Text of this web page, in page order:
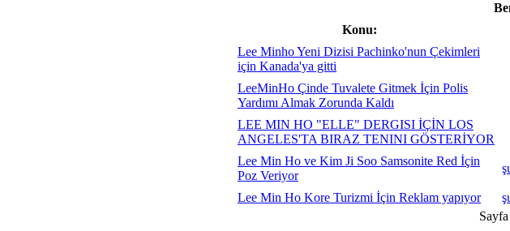
Konu:
Lee Minho Yeni Dizisi Pachinko'nun Çekimleri
için Kanada'ya gitti
LeeMinHo Çinde Tuvalete Gitmek İçin Polis
Yardımı Almak Zorunda Kaldı
LEE MIN HO "ELLE" DERGISI İÇİN LOS
ANGELES'TA BIRAZ TENINI GÖSTERİYOR
Lee Min Ho ve Kim Ji Soo Samsonite Red İçin
Poz Veriyor
Lee Min Ho Kore Turizmi İçin Reklam yapıyor